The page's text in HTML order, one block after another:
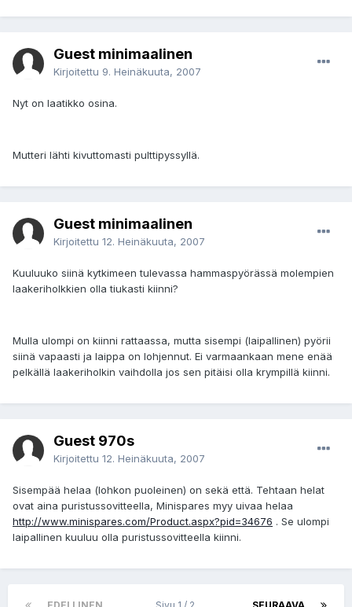
Guest minimaalinen
Kirjoitettu 9. Heinäkuuta, 2007
Nyt on laatikko osina.
Mutteri lähti kivuttomasti pulttipyssyllä.
Guest minimaalinen
Kirjoitettu 12. Heinäkuuta, 2007
Kuuluuko siinä kytkimeen tulevassa hammaspyörässä molempien
laakeriholkkien olla tiukasti kiinni?
Mulla ulompi on kiinni rattaassa, mutta sisempi (laipallinen) pyörii
siinä vapaasti ja laippa on lohjennut. Ei varmaankaan mene enää
pelkällä laakeriholkin vaihdolla jos sen pitäisi olla krympillä kiinni.
Guest 970s
Kirjoitettu 12. Heinäkuuta, 2007
Sisempää helaa (lohkon puoleinen) on sekä että. Tehtaan helat
ovat aina puristussovitteella, Minispares myy uivaa helaa
http://www.minispares.com/Product.aspx?pid=34676 . Se ulompi
laipallinen kuuluu olla puristussovitteella kiinni.